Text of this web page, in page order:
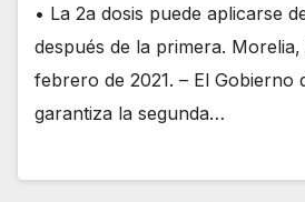
• La 2a dosis puede aplicarse
después de la primera.
febrero de 2021. – El Gobierno
garantiza la segunda…